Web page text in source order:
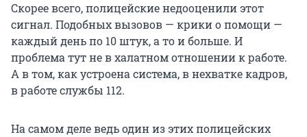
Скорее всего, полицейские недооценили этот
сигнал. Подобных вызовов — крики о помощи —
каждый день по 10 штук, а то и больше. И
проблема тут не в халатном отношении к работе.
А в том, как устроена система, в нехватке кадров,
в работе службы 112.
На самом деле ведь один из этих полицейских